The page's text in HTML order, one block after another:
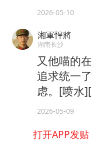
2026-05-10
湘軍悍將
湖南长沙
又他喵的
追求统一
虑。[喷水
2026-05-09
打开APP发贴